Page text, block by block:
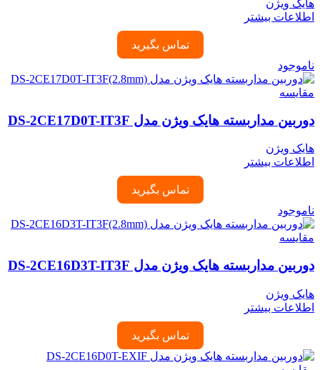
هایک ویژن
اطلاعات بیشتر
تماس بگیرید
ناموجود
مقایسه
دوربین مداربسته هایک ویژن مدل DS-2CE17D0T-IT3F
هایک ویژن
اطلاعات بیشتر
تماس بگیرید
ناموجود
مقایسه
دوربین مداربسته هایک ویژن مدل DS-2CE16D3T-IT3F
هایک ویژن
اطلاعات بیشتر
تماس بگیرید